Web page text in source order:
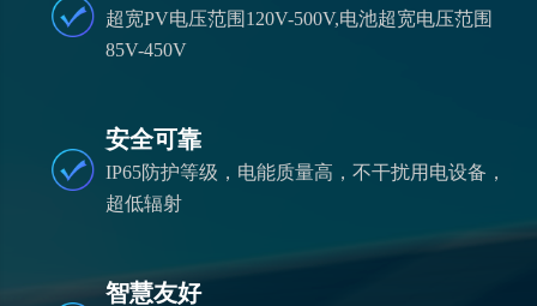
超宽PV电压范围120V-500V,电池超宽电压范围
85V-450V
安全可靠
IP65防护等级，电能质量高，不干扰用电设备，
超低辐射
智慧友好